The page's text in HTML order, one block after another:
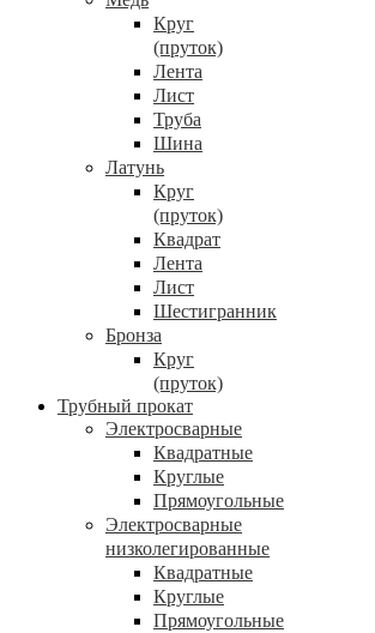
Круг
(пруток)
Лента
Лист
Труба
Шина
Латунь
Круг
(пруток)
Квадрат
Лента
Лист
Шестигранник
Бронза
Круг
(пруток)
Трубный прокат
Электросварные
Квадратные
Круглые
Прямоугольные
Электросварные
низколегированные
Квадратные
Круглые
Прямоугольные